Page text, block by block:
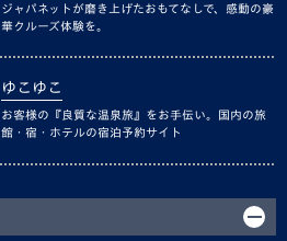
ジャパネットが磨き上げたおもてなしで、感動の豪
華クルーズ体験を。
ゆこゆこ
お客様の『良質な温泉旅』をお手伝い。国内の旅
館・宿・ホテルの宿泊予約サイト